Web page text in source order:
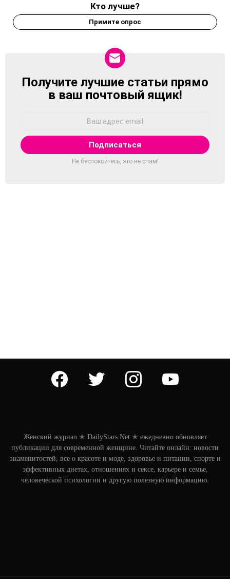
Кто лучше?
Примите опрос
NEWSLETTER
Получите лучшие статьи прямо
в ваш почтовый ящик!
Не беспокойтесь, это не спам!
facebook twitter instagram youtube
Женский журнал ✭ DailyStars.Net ✭ ежедневно обновляет
публикации для современной женщине. Читайте онлайн: новости
знаменитостей, все о красоте и моде, здоровье и питании, спорте и
эффективных диетах, отношениях и сексе, карьере и семье,
человеческой психологии и другую полезную информацию.